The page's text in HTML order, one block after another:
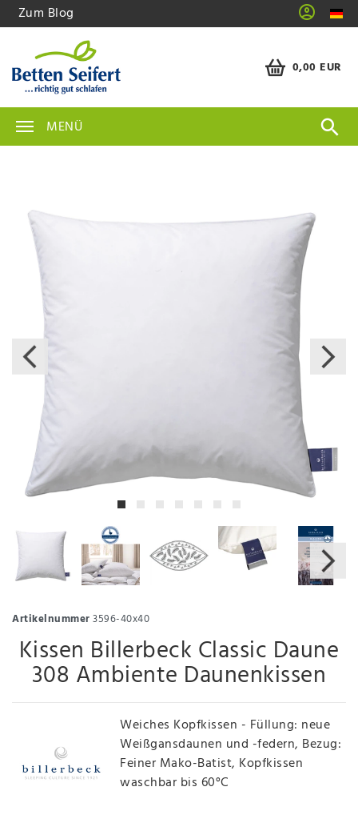
Zum Blog
0,00 EUR
MENÜ
Artikelnummer3596-40x40
Kissen Billerbeck Classic Daune
308 Ambiente Daunenkissen
Weiches Kopfkissen - Füllung: neue
Weißgansdaunen und -federn, Bezug:
Feiner Mako-Batist, Kopfkissen
waschbar bis 60°C